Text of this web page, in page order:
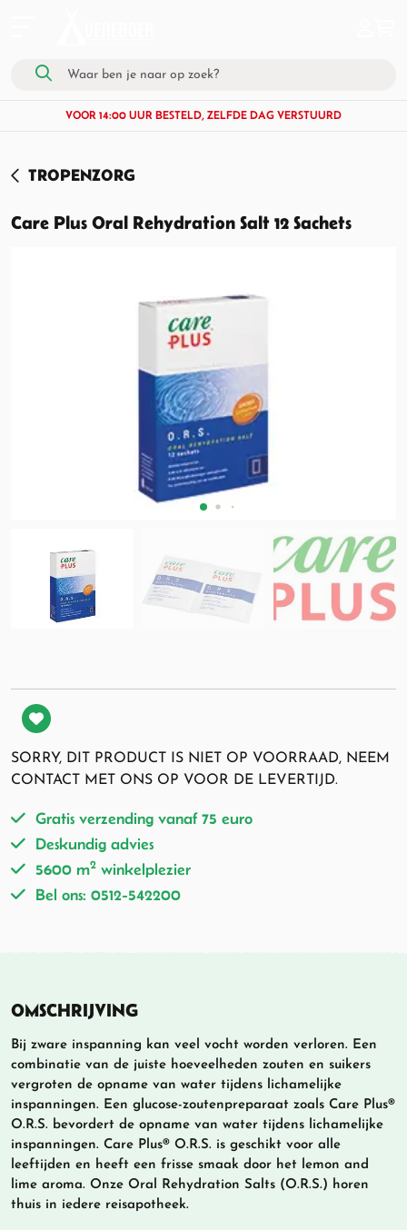
VOOR 14:00 UUR BESTELD, ZELFDE DAG VERSTUURD
TROPENZORG
Care Plus Oral Rehydration Salt 12 Sachets
SORRY, DIT PRODUCT IS NIET OP VOORRAAD, NEEM
CONTACT MET ONS OP VOOR DE LEVERTIJD.
Gratis verzending vanaf 75 euro
Deskundig advies
5600 m2 winkelplezier
Bel ons: 0512-542200
OMSCHRIJVING
Bij zware inspanning kan veel vocht worden verloren. Een
combinatie van de juiste hoeveelheden zouten en suikers
vergroten de opname van water tijdens lichamelijke
inspanningen. Een glucose-zoutenpreparaat zoals Care Plus®
O.R.S. bevordert de opname van water tijdens lichamelijke
inspanningen. Care Plus® O.R.S. is geschikt voor alle
leeftijden en heeft een frisse smaak door het lemon and
lime aroma. Onze Oral Rehydration Salts (O.R.S.) horen
thuis in iedere reisapotheek.